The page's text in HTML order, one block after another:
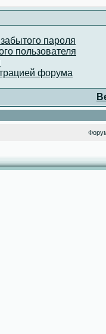
пароля
пользователя
форума